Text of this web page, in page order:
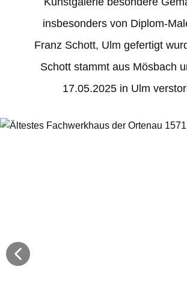
insbesonders von Diplom-
Franz Schott, Ulm gefertigt
Schott stammt aus Mösbach
17.05.2025 in Ulm